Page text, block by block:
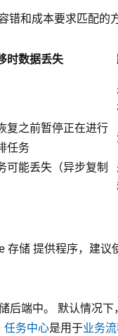
和成本要求匹配的方
时数据丢失
复之前暂停正在进行
任务
可能丢失（异步复制
储 提供程序，建议
端中。 默认情况
任务中心是用于业务